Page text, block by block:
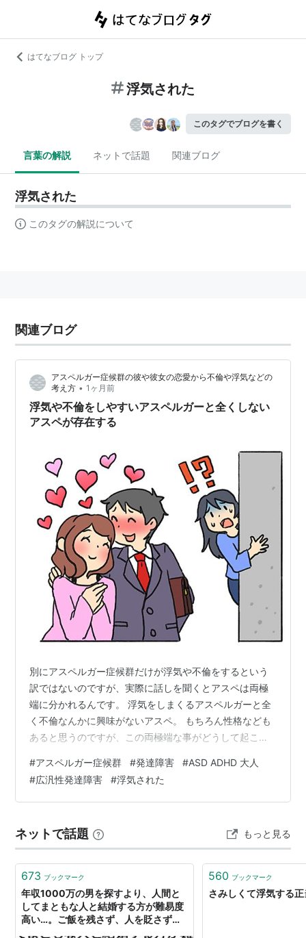
はてなブログ トップ
浮気された
このタグでブログを書く
言葉の解説 ネットで話題 関連ブログ
浮気された
このタグの解説について
関連ブログ
アスペルガー症候群の彼や彼女の恋愛から不倫や浮気などの
考え方 • 1ヶ月前
浮気や不倫をしやすいアスペルガーと全くしない
アスペが存在する
別にアスペルガー症候群だけが浮気や不倫をするという
訳ではないのですが、実際に話しを聞くとアスペは両極
端に分かれるんです。 浮気をしまくるアスペルガーと全
く不倫なんかに興味がないアスペ。 もちろん性格なども
あると思うのですが、この両極端な事がどうして起こる
ガー症候群はどうして他に彼や彼女を作るのか？ する派
のアスペな人は、悪い事だとは一応理解しているのです
が、もしかしたら本当の意味では理解出来ていないのか
だし、それ以外は全部遊びだからいいんじゃ？ なんて結
構な割り切りが出来てしまうから(⌒-…
#アスペルガー症候群 #発達障害 #ASD ADHD 大人
#広汎性発達障害 #浮気された
ネットで話題 もっと見る
673 ブックマーク
年収1000万の男を探すより、人間と
してまともな人と結婚する方が難易度
高い…。ご飯を残さず、人を貶さず、
560 ブックマーク
さみしくて浮気する